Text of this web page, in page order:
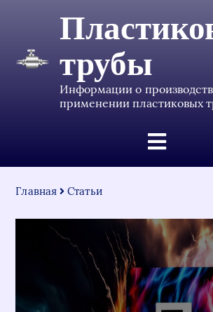
трубы
Информации о
применении пластиковых
Главная Статьи